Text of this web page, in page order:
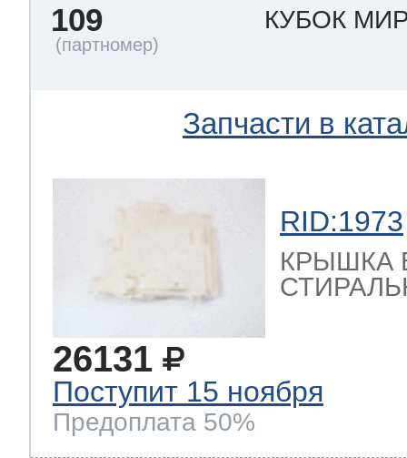
109 КУБОК
Запчасти в
RID:1973
КРЫШКА
26131
Поступит 15 ноября
Предоплата 50%